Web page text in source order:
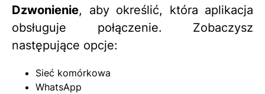
Dzwonienie, aby określić, która aplikacja
obsługuje połączenie. Zobaczysz
następujące opcje:
Sieć komórkowa
WhatsApp